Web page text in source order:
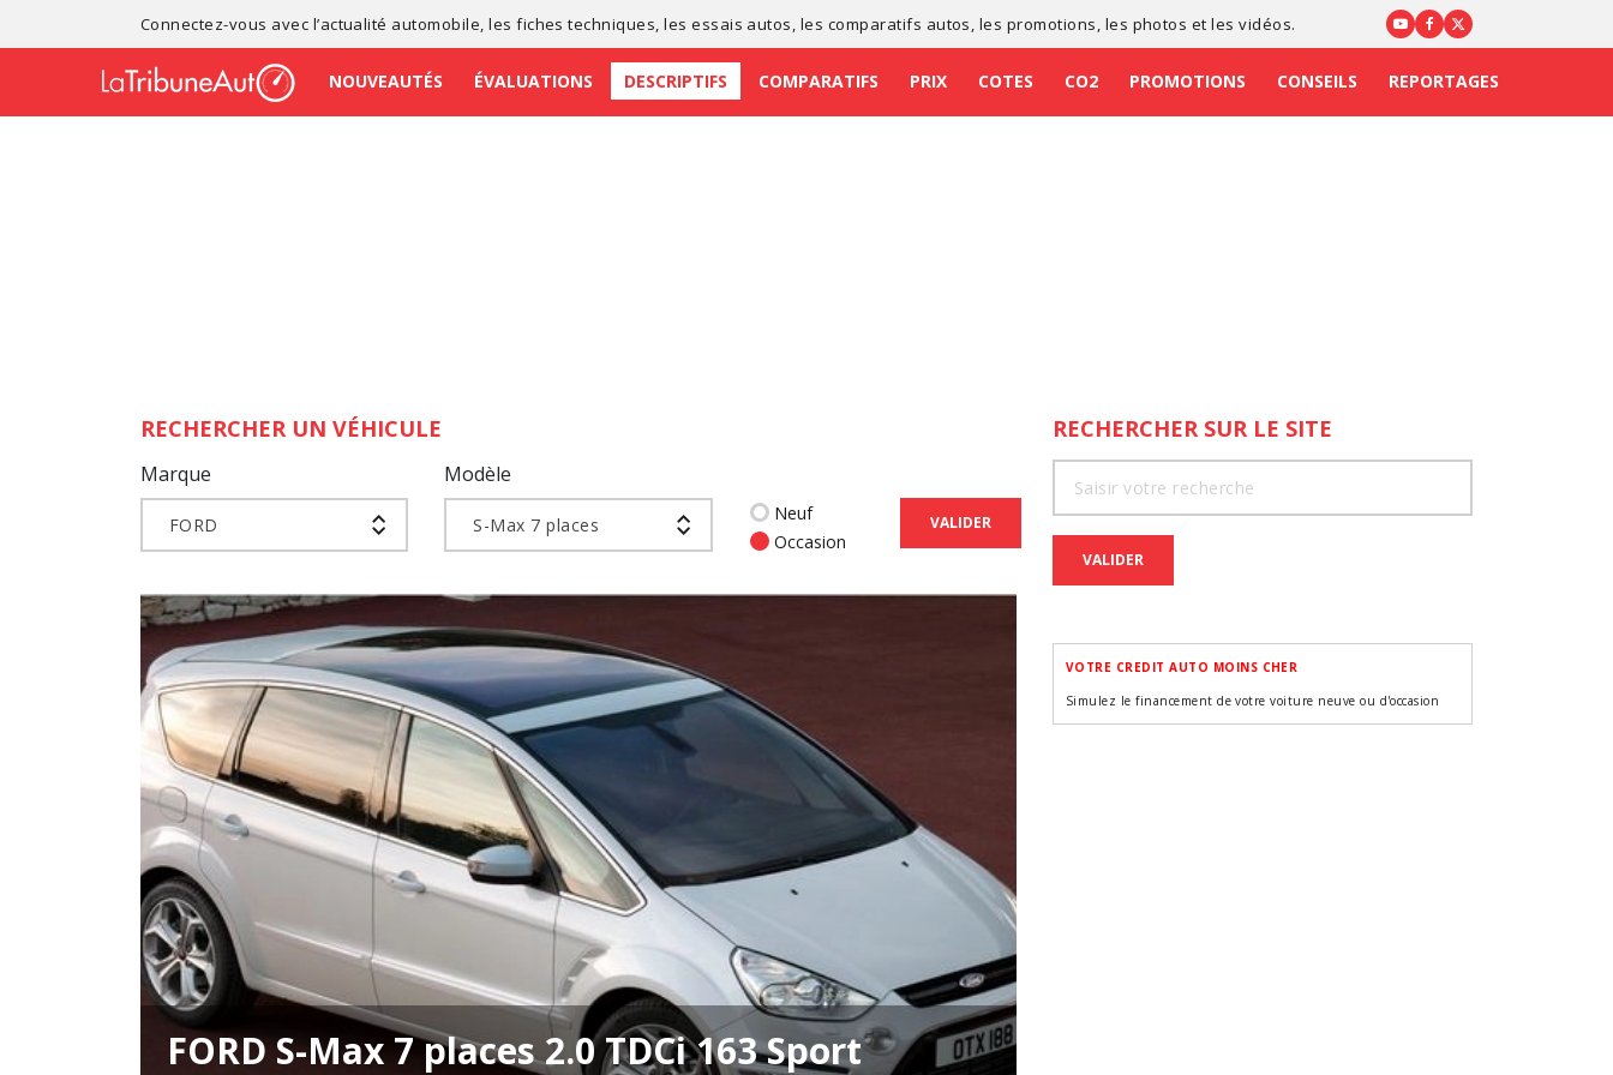
Connectez-vous avec l’actualité automobile , lesfiches techniques , lesessais autos , les comparatifs autos , les promotions , les photos et les vidéos.
NOUVEAUTÉS ÉVALUATIONS DESCRIPTIFS COMPARATIFS PRIX COTES CO2 PROMOTIONS CONSEILS REPORTAGES
RECHERCHER UN VÉHICULE
Marque
FORD
Modèle
S-Max 7 places
Neuf
Occasion
VALIDER
FORD S-Max 7 places 2.0 TDCi 163 Sport
RECHERCHER SUR LE SITE
VALIDER
VOTRE CREDIT AUTO MOINS CHER
Simulez le financement de votre voiture neuve ou d'occasion